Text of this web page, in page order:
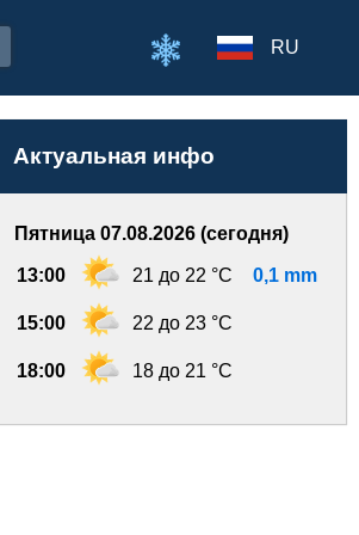
RU
Актуальная инфо
Пятница 07.08.2026 (сегодня)
13:00 21 до 22 °C 0,1 mm
15:00 22 до 23 °C
18:00 18 до 21 °C